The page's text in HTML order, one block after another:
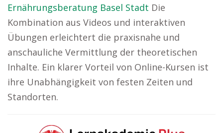
Ernährungsberatung Basel Stadt Die
Kombination aus Videos und interaktiven
Übungen erleichtert die praxisnahe und
anschauliche Vermittlung der theoretischen
Inhalte. Ein klarer Vorteil von Online-Kursen ist
ihre Unabhängigkeit von festen Zeiten und
Standorten.